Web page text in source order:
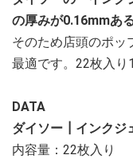
の厚みが0.16mmあ
そのため店頭のポッ
最適です。22枚入り
DATA
ダイソー┃インクジ
内容量：22枚入り